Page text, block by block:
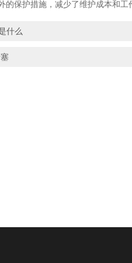
的保护措施，减少了维护成本和工
什么